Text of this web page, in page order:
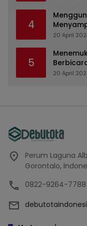
4
20 April
5
20 April
Perum Laguna
Gorontalo,
0822-9264-7788